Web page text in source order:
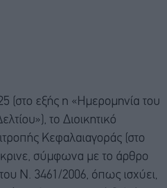
(στο εξής η «Ημερομηνία του
το Διοικητικό
Κεφαλαιαγοράς (στο
σύμφωνα με το άρθρο
Ν. 3461/2006, όπως ισχύει,